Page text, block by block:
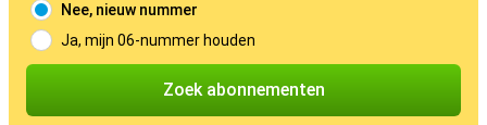
Nee, nieuw nummer
Ja, mijn 06-nummer houden
Zoek abonnementen